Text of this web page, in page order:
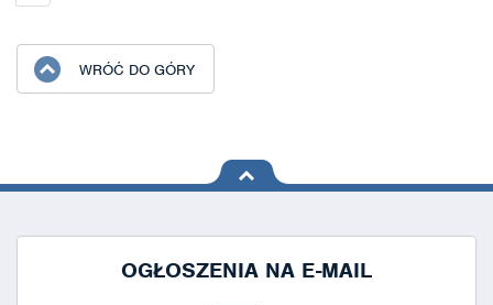
WRÓĆ DO GÓRY
na górę
OGŁOSZENIA NA E-MAIL